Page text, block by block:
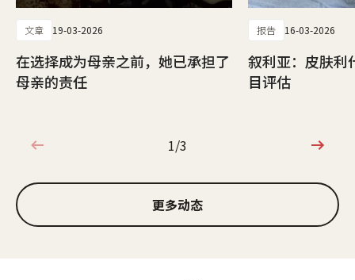
文章 19-03-2026
在选择成为母亲之前，她已承担了
母亲的责任
报告 16-03-2026
叙利亚：皮肤利
目评估
1/3
1/3
更多动态